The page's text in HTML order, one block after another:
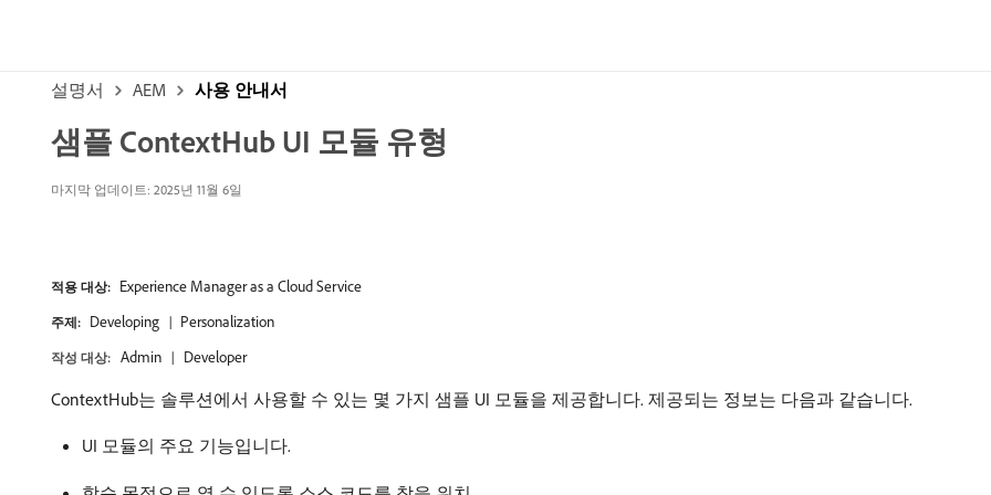
설명서 AEM 사용 안내서
샘플 ContextHub UI 모듈 유형
마지막 업데이트: 2025년 11월 6일
적용 대상: Experience Manager as a Cloud Service
주제: Developing Personalization
작성 대상: Admin Developer
ContextHub는 솔루션에서 사용할 수 있는 몇 가지 샘플 UI 모듈을 제공합니다. 제공되는 정보는 다음과 같습니다.
UI 모듈의 주요 기능입니다.